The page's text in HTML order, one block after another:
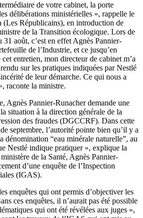
de votre cabinet, la porte
délibérations ministérielles », rappelle le
(Les Républicains), en introduction de
de la Transition écologique. Lors de
31 août, c’est en effet Agnès Pannier-
de l’Industrie, et ce jusqu’en
entretien, mon directeur de cabinet m’a
sur les pratiques indiquées par Nestlé
de leur démarche. Ce qui nous a
raconte la ministre.
Agnès Pannier-Runacher demande une
situation à la direction générale de la
des fraudes (DGCCRF). Dans cette
septembre, l’autorité pointe bien qu’il y a
dénomination “eau minérale naturelle”, au
Nestlé indique pratiquer », explique la
de la Santé, Agnès Pannier-
d’une enquête de l’Inspection
(IGAS).
enquêtes qui ont permis d’objectiver les
ces enquêtes, il n’aurait pas été possible
qui ont été révélées aux juges »,